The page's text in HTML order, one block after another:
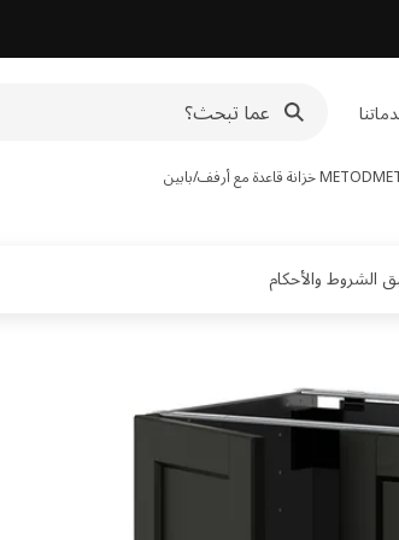
METODخزانة قاعدة مع أرفف/بابين